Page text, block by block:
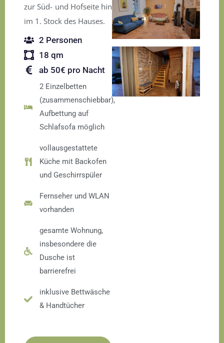
zur Süd- und Hofseite hin
im 1. Stock des Hauses.
2 Personen
18 qm
ab 50€ pro Nacht
2 Einzelbetten
(zusammenschiebbar),
Aufbettung auf
Schlafsofa möglich
vollausgestattete
Küche mit Backofen
und Geschirrspüler
Fernseher und WLAN
vorhanden
gesamte Wohnung,
insbesondere die
Dusche ist
barrierefrei
inklusive Bettwäsche
& Handtücher